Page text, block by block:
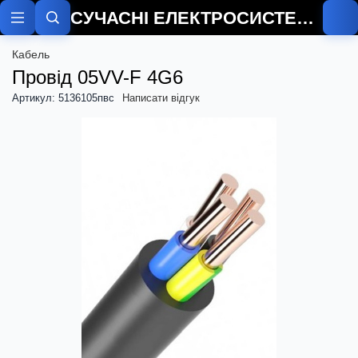
СУЧАСНІ ЕЛЕКТРОСИСТЕМИ
Кабель
Провід 05VV-F 4G6
Артикул: 5136105пвс Написати відгук